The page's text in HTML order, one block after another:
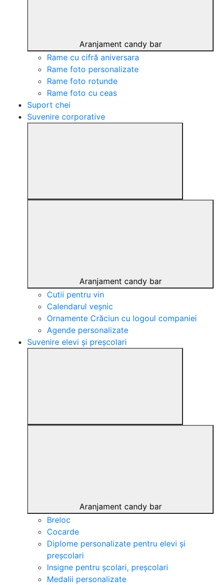
Aranjament candy bar
Rame cu cifră aniversara
Rame foto personalizate
Rame foto rotunde
Rame foto cu ceas
Suport chei
Suvenire corporative
Aranjament candy bar
Cutii pentru vin
Calendarul veșnic
Ornamente Crăciun cu logoul companiei
Agende personalizate
Suvenire elevi și preșcolari
Aranjament candy bar
Breloc
Cocarde
Diplome personalizate pentru elevi și
preșcolari
Insigne pentru școlari, preșcolari
Medalii personalizate